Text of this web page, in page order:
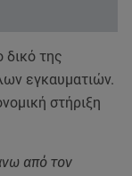
της
εγκαυματιών.
στήριξη
από τον